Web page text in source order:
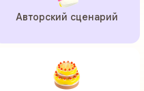
Авторский сценарий